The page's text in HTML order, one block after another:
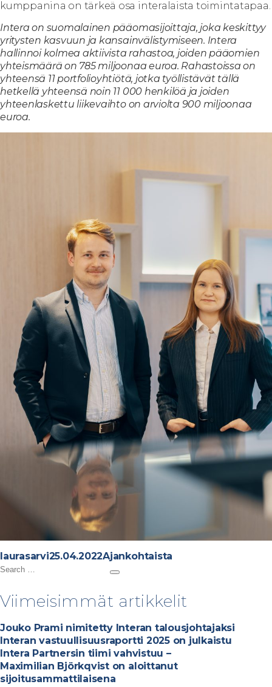
kumppanina on tärkeä osa interalaista toimintatapaa.
Intera on suomalainen pääomasijoittaja, joka keskittyy
yritysten kasvuun ja kansainvälistymiseen. Intera
hallinnoi kolmea aktiivista rahastoa, joiden pääomien
yhteismäärä on 785 miljoonaa euroa. Rahastoissa on
yhteensä 11 portfolioyhtiötä, jotka työllistävät tällä
hetkellä yhteensä noin 11 000 henkilöä ja joiden
yhteenlaskettu liikevaihto on arviolta 900 miljoonaa
euroa.
A
u
h
o
laurasarviP
t
e
o
n
25.04.2022C
e
g
r
i
e
s
Ajankohtaista
S
a
r
h
f
o
r
:
S
Viimeisimmät artikkelit
Jouko Prami nimitetty Interan talousjohtajaksi
Interan vastuullisuusraportti 2025 on julkaistu
Intera Partnersin tiimi vahvistuu –
Maximilian Björkqvist on aloittanut
sijoitusammattilaisena